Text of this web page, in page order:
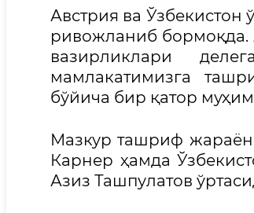
Австрия ва Ўзбекистон
ривожланиб
вазирликлари
мамлакатимизга
бўйича бир қатор
Мазкур ташриф
Карнер ҳамда
Азиз Ташпулатов